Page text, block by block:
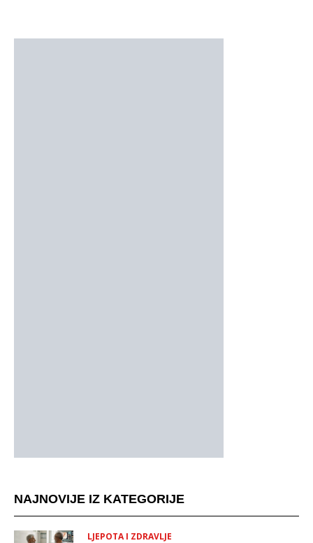
NAJNOVIJE IZ KATEGORIJE
LJEPOTA I ZDRAVLJE